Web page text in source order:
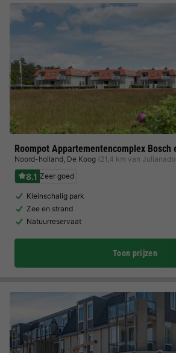
Roompot Appartementencomplex Bosch
Noord-holland, De Koog (21,4 km van
8.1 Zeer goed
Kleinschalig park
Zee en strand
Natuurreservaat
Toon prijzen